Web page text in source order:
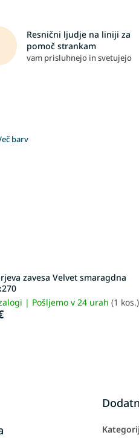
Resnični ljudje na liniji za
pomoč strankam
vam prisluhnejo in svetujejo
barv
zavesa Velvet smaragdna
| Pošljemo v 24 urah (1 kos.)